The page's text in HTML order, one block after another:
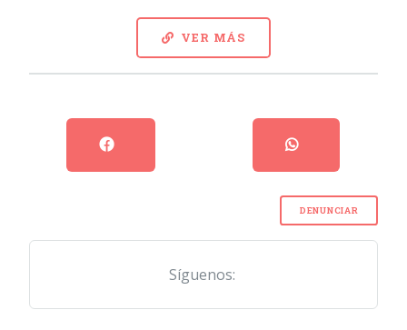
VER MÁS
DENUNCIAR
Síguenos: